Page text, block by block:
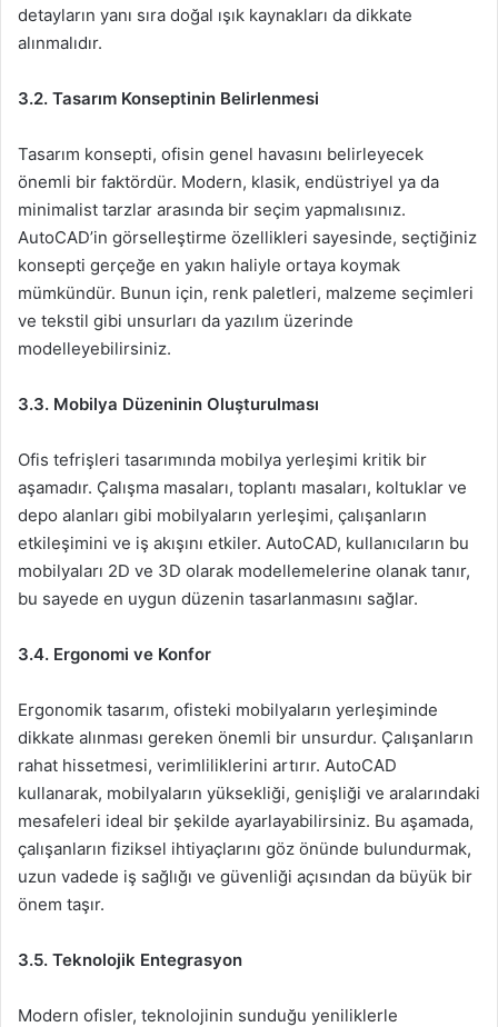
detayların yanı sıra doğal ışık kaynakları da dikkate
alınmalıdır.
3.2. Tasarım Konseptinin Belirlenmesi
Tasarım konsepti, ofisin genel havasını belirleyecek
önemli bir faktördür. Modern, klasik, endüstriyel ya da
minimalist tarzlar arasında bir seçim yapmalısınız.
AutoCAD’in görselleştirme özellikleri sayesinde, seçtiğiniz
konsepti gerçeğe en yakın haliyle ortaya koymak
mümkündür. Bunun için, renk paletleri, malzeme seçimleri
ve tekstil gibi unsurları da yazılım üzerinde
modelleyebilirsiniz.
3.3. Mobilya Düzeninin Oluşturulması
Ofis tefrişleri tasarımında mobilya yerleşimi kritik bir
aşamadır. Çalışma masaları, toplantı masaları, koltuklar ve
depo alanları gibi mobilyaların yerleşimi, çalışanların
etkileşimini ve iş akışını etkiler. AutoCAD, kullanıcıların bu
mobilyaları 2D ve 3D olarak modellemelerine olanak tanır,
bu sayede en uygun düzenin tasarlanmasını sağlar.
3.4. Ergonomi ve Konfor
Ergonomik tasarım, ofisteki mobilyaların yerleşiminde
dikkate alınması gereken önemli bir unsurdur. Çalışanların
rahat hissetmesi, verimliliklerini artırır. AutoCAD
kullanarak, mobilyaların yüksekliği, genişliği ve aralarındaki
mesafeleri ideal bir şekilde ayarlayabilirsiniz. Bu aşamada,
çalışanların fiziksel ihtiyaçlarını göz önünde bulundurmak,
uzun vadede iş sağlığı ve güvenliği açısından da büyük bir
önem taşır.
3.5. Teknolojik Entegrasyon
Modern ofisler, teknolojinin sunduğu yeniliklerle